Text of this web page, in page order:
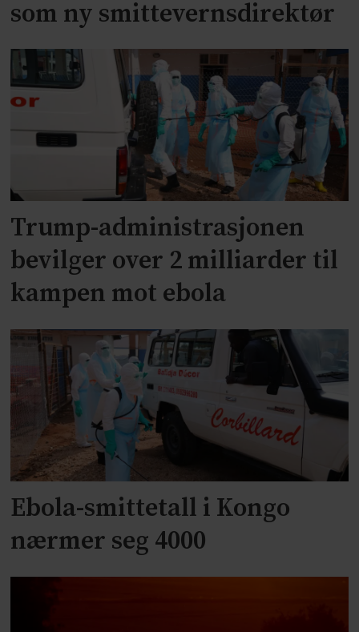
som ny smittevernsdirektør
Trump-administrasjonen
bevilger over 2 milliarder til
kampen mot ebola
Ebola-smittetall i Kongo
nærmer seg 4000